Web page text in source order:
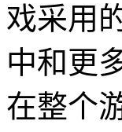
戏采用
中和更
在整个